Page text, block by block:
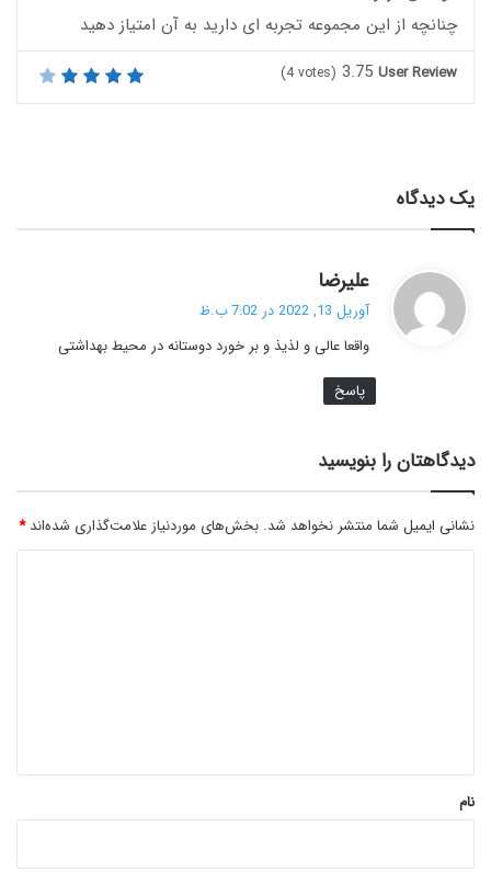
چنانچه از این مجموعه تجربه ای دارید به آن امتیاز دهید
User Review
3.75
(4 votes)
یک دیدگاه
علیرضا
:
آوریل 13, 2022 در 7:02 ب.ظ
واقعا عالی و لذیذ و بر خورد دوستانه در محیط بهداشتی
پاسخ
دیدگاهتان را بنویسید
نشانی ایمیل شما منتشر نخواهد شد. بخش‌های موردنیاز علامت‌گذاری شده‌اند*
نام